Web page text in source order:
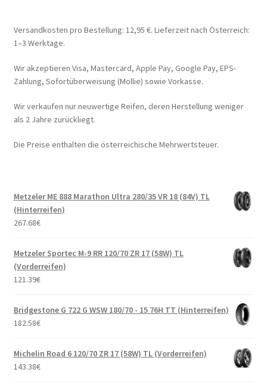
Versandkosten pro Bestellung: 12,95 €. Lieferzeit nach Österreich:
1–3 Werktage.
Wir akzeptieren Visa, Mastercard, Apple Pay, Google Pay, EPS-
Zahlung, Sofortüberweisung (Mollie) sowie Vorkasse.
Wir verkaufen nur neuwertige Reifen, deren Herstellung weniger
als 2 Jahre zurückliegt.
Die Preise enthalten die österreichische Mehrwertsteuer.
Metzeler ME 888 Marathon Ultra 280/35 VR 18 (84V) TL
(Hinterreifen)
267.68€
Metzeler Sportec M-9 RR 120/70 ZR 17 (58W) TL
(Vorderreifen)
121.39€
Bridgestone G 722 G WSW 180/70 - 15 76H TT (Hinterreifen)
182.58€
Michelin Road 6 120/70 ZR 17 (58W) TL (Vorderreifen)
143.38€